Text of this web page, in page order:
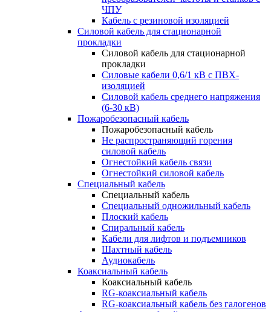
ЧПУ
Кабель с резиновой изоляцией
Силовой кабель для стационарной
прокладки
Силовой кабель для стационарной
прокладки
Силовые кабели 0,6/1 кВ с ПВХ-
изоляцией
Силовой кабель среднего напряжения
(6-30 кВ)
Пожаробезопасный кабель
Пожаробезопасный кабель
Не распространяющий горения
силовой кабель
Огнестойкий кабель связи
Огнестойкий силовой кабель
Специальный кабель
Специальный кабель
Специальный одножильный кабель
Плоский кабель
Спиральный кабель
Кабели для лифтов и подъемников
Шахтный кабель
Аудиокабель
Коаксиальный кабель
Коаксиальный кабель
RG-коаксиальный кабель
RG-коаксиальный кабель без галогенов